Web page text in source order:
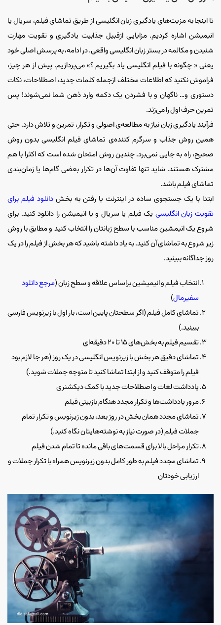
تا اینجا به مزیت‌های یادگیری زبان انگلیسی از طریق تماشای فیلم، سریال یا
انیمیشن اشاره کردیم. مزایایی ازقبیل جذابیت یادگیری و تقویت مهارت
شنیدن و مکالمه در بستر زبان انگلیسی واقعی. در ادامه، به پرسش اصلی خود
یعنی « چگونه با فیلم انگلیسی یاد بگیریم ؟» می‌پردازیم. پیش از هر چیز،
فراموش نکنید که اطلاعات مختلف ازجمله کلمات جدید، اصطلاحات، نکات
دستوری و… ناگهان و با فشردن یک دکمه وارد ذهن شما نمی‌شوند! پس
تمرین حرف اول را می‌زند.
فرآیند یادگیری زبان نیاز به مطالعه‌ی اصولی و تکرار، تمرین و تلاش دارد. حتی
همین روش جذاب و سرگرم کننده‌ی تماشای فیلم انگلیسی بدون روش
صحیح، راه به جایی نمی‌برد. چندین روش‌ امتحان شده است که اکثرا با هم
مشترک هستند. شاید تنها تفاوت آن‌ها در تکرار بعضی گام‌ها یا زمان‌بندی
تماشای فیلم باشد.
ابتدا با یک جستجوی ساده در اینترنت یا رفتن به بخش دانلود فیلم برای
تقویت زبان انگلیسی یک فیلم یا سریال و یا انیمیشن را دانلود کنید. برای
شروع یک انیمشین مناسب با سطح زبانتان را انتخاب کنید و مطابق با روش
زیر شروع به تماشای آن کنید. به یاد داشته باشید که هر بخش از فیلم را در یک
روز جداگانه ببینید.
انتخاب فیلم و انیمیشین براساس علاقه و سطح زبان (مرجع دانلود
سفیرمال)
تماشای کامل فیلم (اگر سطحتان پایین است، بار اول با زیرنویس فارسی
ببینید.)
تقسیم فیلم به بخش‌های ۱۵ تا ۲۰ دقیقه‌ای
تماشای دقیق هر بخش با زیرنویس انگلیسی در یک روز (هر جا لازم بود
فیلم را متوقف کنید و از ابتدا تماشا کنید تا متوجه جملات شوید.)
یادداشت لغات و اصطلاحات جدید با کمک دیکشنری
مرور یادداشت‌ها و تکرار مجدد هنگام بازبینی فیلم
تماشای مجدد همان بخش در روز بعد، بدون زیرنویس و تکرار تمام
جملات فیلم (در صورت نیاز به نوشته‌هایتان نگاه کنید.)
تکرار مراحل بالا برای قسمت‌های با‌قی مانده تا تمام شدن فیلم
تماشای مجدد فیلم به طور کامل بدون زیرنویس همراه با تکرار جملات و
ارزیابی خودتان